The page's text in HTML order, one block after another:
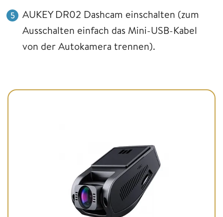
AUKEY DR02 Dashcam einschalten (zum
Ausschalten einfach das Mini-USB-Kabel
von der Autokamera trennen).